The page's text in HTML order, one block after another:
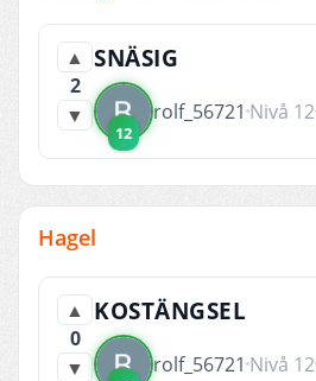
▲
2
▼
SNÄSIG
12
rolf_56721 Nivå 12
Hagel
▲
0
▼
KOSTÄNGSEL
rolf_56721 Nivå 12